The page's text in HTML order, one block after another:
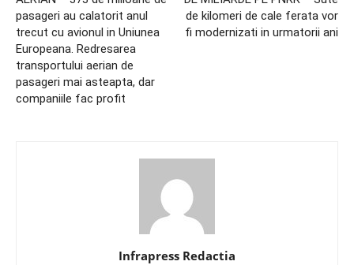
pasageri au calatorit anul
trecut cu avionul in Uniunea
Europeana. Redresarea
transportului aerian de
pasageri mai asteapta, dar
companiile fac profit
de kilomeri de cale ferata vor
fi modernizati in urmatorii ani
Infrapress Redactia